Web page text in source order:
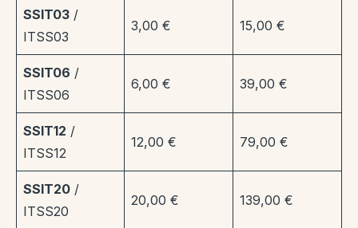
SSIT03 /
ITSS03
3,00 € 15,00 €
SSIT06 /
ITSS06
6,00 € 39,00 €
SSIT12 /
ITSS12
12,00 € 79,00 €
SSIT20 /
ITSS20
20,00 € 139,00 €